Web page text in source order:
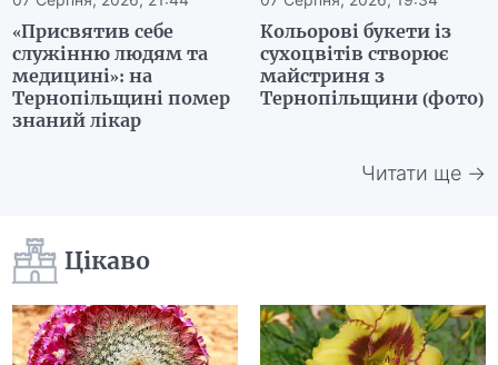
«Присвятив себе
служінню людям та
медицині»: на
Тернопільщині помер
знаний лікар
Кольорові букети із
сухоцвітів створює
майстриня з
Тернопільщини (фото)
Читати ще →
Цікаво